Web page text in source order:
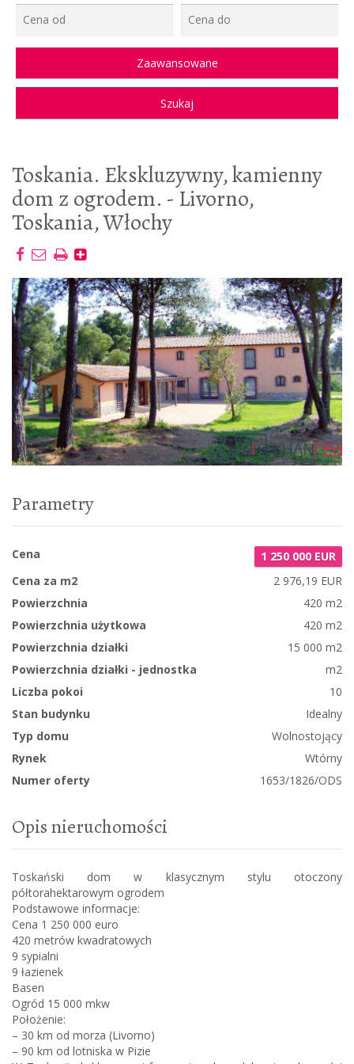
Toskania. Ekskluzywny, kamienny
dom z ogrodem. - Livorno,
Toskania, Włochy
Parametry
Cena
1 250 000 EUR
Cena za m2
2 976,19 EUR
Powierzchnia
420 m2
Powierzchnia użytkowa
420 m2
Powierzchnia działki
15 000 m2
Powierzchnia działki - jednostka
m2
Liczba pokoi
10
Stan budynku
Idealny
Typ domu
Wolnostojący
Rynek
Wtórny
Numer oferty
1653/1826/ODS
Opis nieruchomości
Toskański dom w klasycznym stylu otoczony
półtorahektarowym ogrodem
Podstawowe informacje:
Cena 1 250 000 euro
420 metrów kwadratowych
9 sypialni
9 łazienek
Basen
Ogród 15 000 mkw
Położenie:
– 30 km od morza (Livorno)
– 90 km od lotniska w Pizie